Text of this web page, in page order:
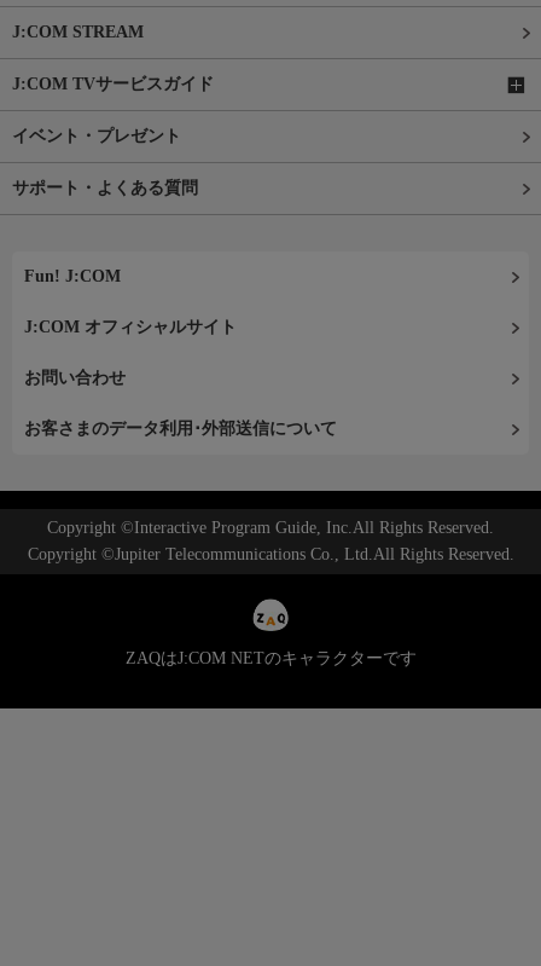
J:COM STREAM
J:COM TVサービスガイド
イベント・プレゼント
サポート・よくある質問
Fun! J:COM
J:COM オフィシャルサイト
お問い合わせ
お客さまのデータ利用･外部送信について
Copyright ©Interactive Program Guide, Inc.All Rights Reserved.
Copyright ©Jupiter Telecommunications Co., Ltd.All Rights Reserved.
ZAQはJ:COM NETのキャラクターです